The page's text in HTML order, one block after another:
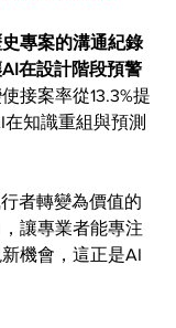
專案的溝通紀錄
在設計階段預警
接案率從13.3%提
知識重組與預測
者轉變為價值的
讓專業者能專注
機會，這正是AI